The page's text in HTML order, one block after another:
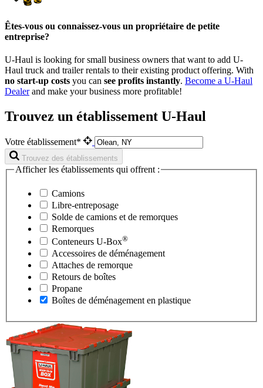
Êtes-vous ou connaissez-vous un propriétaire de petite
entreprise?
U-Haul is looking for small business owners that want to add U-
Haul truck and trailer rentals to their existing product offering. With
no start-up costs you can see profits instantly. Become a U-Haul
Dealerand make your business more profitable!
Trouvez un établissement U-Haul
Votre établissement*
Trouvez des établissements
Afficher les établissements qui offrent :
Camions
Libre-entreposage
Solde de camions et de remorques
Remorques
Conteneurs U-Box®
Accessoires de déménagement
Attaches de remorque
Retours de boîtes
Propane
Boîtes de déménagement en plastique